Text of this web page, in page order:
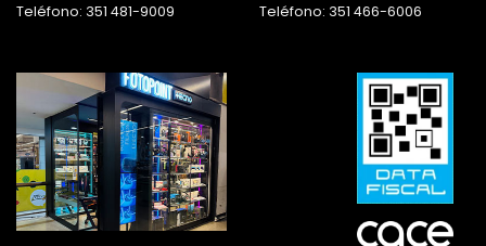
Teléfono: 351 481-9009
Teléfono: 351 466-6006